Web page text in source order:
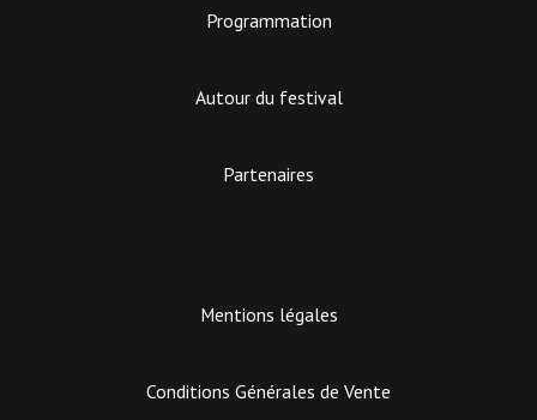
Programmation
Autour du festival
Partenaires
Mentions légales
Conditions Générales de Vente